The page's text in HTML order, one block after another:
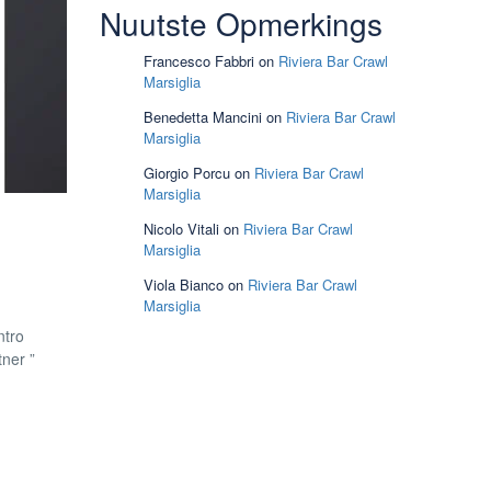
”
Nuutste Opmerkings
Francesco Fabbri on Riviera Bar Crawl
Marsiglia
Benedetta Mancini on Riviera Bar Crawl
Marsiglia
Giorgio Porcu on Riviera Bar Crawl
Marsiglia
Nicolo Vitali on Riviera Bar Crawl
Marsiglia
Viola Bianco on Riviera Bar Crawl
Marsiglia